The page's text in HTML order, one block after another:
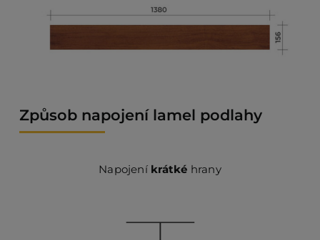
Způsob napojení lamel podlahy
Napojení krátké hrany